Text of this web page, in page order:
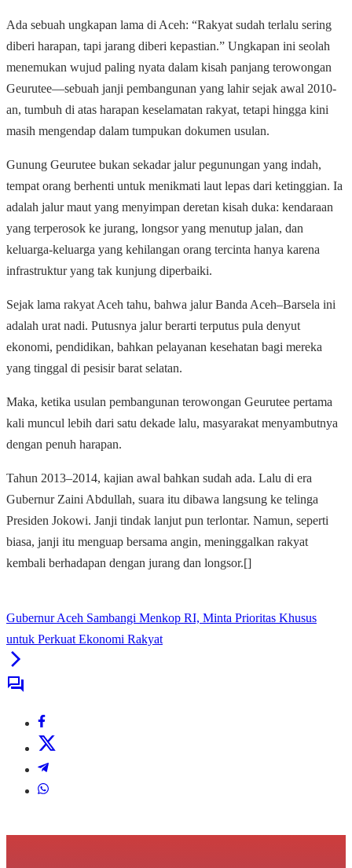
Ada sebuah ungkapan lama di Aceh: “Rakyat sudah terlalu sering
diberi harapan, tapi jarang diberi kepastian.” Ungkapan ini seolah
menemukan wujud paling nyata dalam kisah panjang terowongan
Geurutee—sebuah janji pembangunan yang lahir sejak awal 2010-
an, tumbuh di atas harapan keselamatan rakyat, tetapi hingga kini
masih mengendap dalam tumpukan dokumen usulan.
Gunung Geurutee bukan sekadar jalur pegunungan yang indah,
tempat orang berhenti untuk menikmati laut lepas dari ketinggian. Ia
adalah jalur maut yang menyimpan deretan kisah duka: kendaraan
yang terperosok ke jurang, longsor yang menutup jalan, dan
keluarga-keluarga yang kehilangan orang tercinta hanya karena
infrastruktur yang tak kunjung diperbaiki.
Sejak lama rakyat Aceh tahu, bahwa jalur Banda Aceh–Barsela ini
adalah urat nadi. Putusnya jalur berarti terputus pula denyut
ekonomi, pendidikan, bahkan pelayanan kesehatan bagi mereka
yang tinggal di pesisir barat selatan.
Maka, ketika usulan pembangunan terowongan Geurutee pertama
kali muncul lebih dari satu dekade lalu, masyarakat menyambutnya
dengan penuh harapan.
Tahun 2013–2014, kajian awal bahkan sudah ada. Lalu di era
Gubernur Zaini Abdullah, suara itu dibawa langsung ke telinga
Presiden Jokowi. Janji tindak lanjut pun terlontar. Namun, seperti
biasa, janji itu menguap bersama angin, meninggalkan rakyat
kembali berhadapan dengan jurang dan longsor.[]
Gubernur Aceh Sambangi Menkop RI, Minta Prioritas Khusus
untuk Perkuat Ekonomi Rakyat